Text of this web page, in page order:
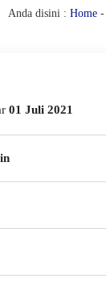
Anda disini : Home-
01 Juli 2021